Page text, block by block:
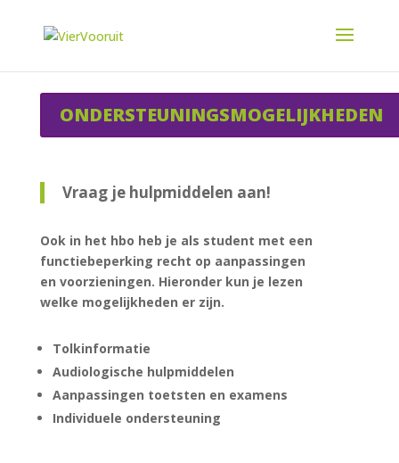
ONDERSTEUNINGSMOGELIJKHEDEN
Vraag je hulpmiddelen aan!
Ook in het hbo heb je als student met een
functiebeperking recht op aanpassingen
en voorzieningen. Hieronder kun je lezen
welke mogelijkheden er zijn.
Tolkinformatie
Audiologische hulpmiddelen
Aanpassingen toetsten en examens
Individuele ondersteuning